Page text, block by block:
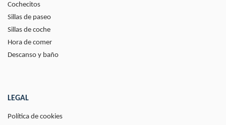
Cochecitos
Sillas de paseo
Sillas de coche
Hora de comer
Descanso y baño
LEGAL
Política de cookies